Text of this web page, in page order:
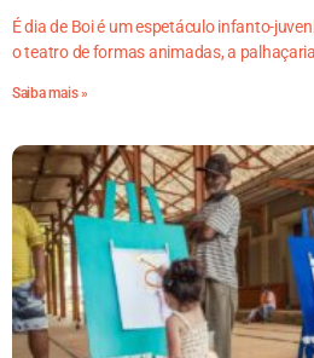
É dia de Boi é um espetáculo infanto-
o teatro de formas animadas, a
Saiba mais »